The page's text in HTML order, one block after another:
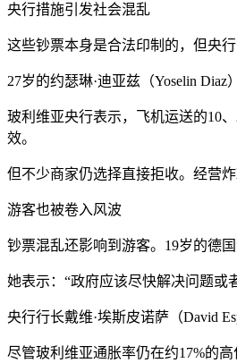
央行措施引发社会混乱
这些钞票本身是合法印制的，但央
27岁的约瑟琳·迪亚兹（Yoselin
玻利维亚央行表示，飞机运送的10
效。
但不少商家仍选择直接拒收。经营
游客也被卷入风波
钞票混乱还影响到游客。19岁的德
她表示：“政府应该尽快解决问题或
央行行长戴维·埃斯皮诺萨（David
尽管玻利维亚通胀率仍在约17%的